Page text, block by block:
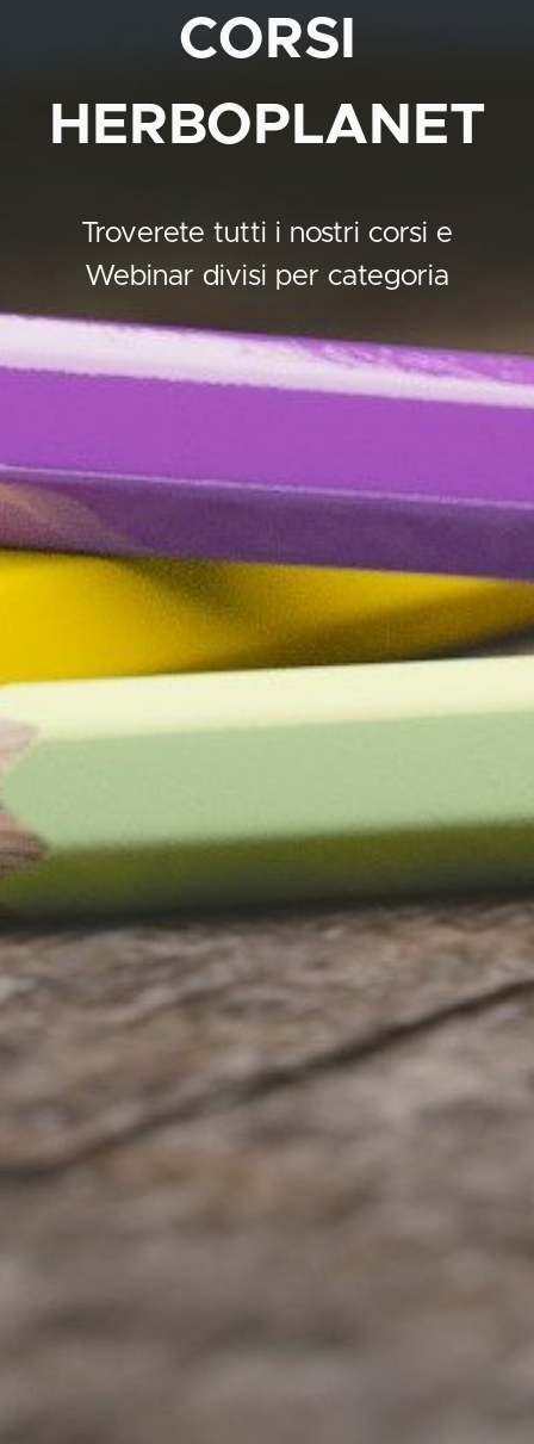
CORSI
HERBOPLANET
Troverete tutti i nostri corsi e
Webinar divisi per categoria